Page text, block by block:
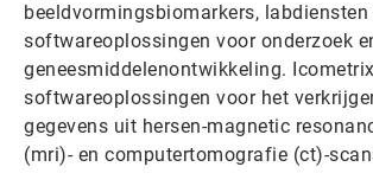
beeldvormingsbiomarkers, labdiensten
softwareoplossingen voor onderzoek
geneesmiddelenontwikkeling.
softwareoplossingen voor het
gegevens uit hersen-magnetic
(mri)- en computertomografie (ct)-